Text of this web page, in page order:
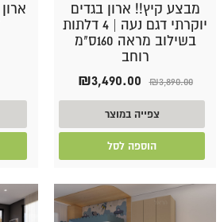
מבצע קיץ!! ארון בגדים
יוקרתי דגם נעה | 4 דלתות
בשילוב מראה 160ס"מ
רוחב
₪3,890.00
המחיר
היה:
₪3,890.00.
₪3,490.00
₪3,490.00.
צפייה במוצר
הוספה לסל